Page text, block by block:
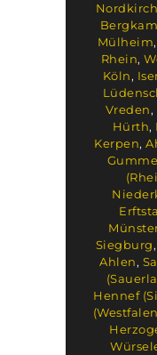
Mülheim,
Rhein,
Köln,
Vreden,
Hürth,
Kerpen,
Siegburg,
Ahlen,
Hennef